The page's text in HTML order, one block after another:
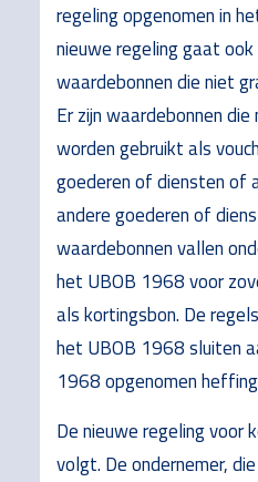
regeling opgenomen in
nieuwe regeling gaat
waardebonnen die niet
Er zijn waardebonnen die
worden gebruikt als
goederen of diensten of
andere goederen of
waardebonnen vallen
het UBOB 1968 voor
als kortingsbon. De
het UBOB 1968 sluiten
1968 opgenomen
De nieuwe regeling voor
volgt. De ondernemer,